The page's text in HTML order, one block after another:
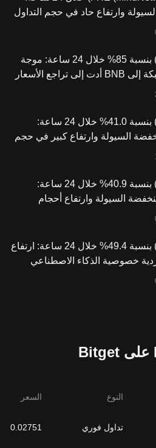
وارتفاع حاد في حجم التداول
ارتفع FHE (MindNetwork) بنسبة 85% خلال 24 ساعة: موجة
من الذعر بسبب انتقال الشبكة إلى BNB أدت إلى تراجع الأسعار
تقلب FHE (MindNetwork) بنسبة 41.0% خلال 24 ساعة:
السيولة وارتفاع كبير في حجم
تقلب FHE (MindNetwork) بنسبة 40.9% خلال 24 ساعة:
السيولة وارتفاع أحجام
تقلب FHE (MindNetwork) بنسبة 49.4% خلال 24 ساعة: ارتفاع
خصوصية الذكاء الاصطناعي
النوع السعر
تداول فوري 0.02751